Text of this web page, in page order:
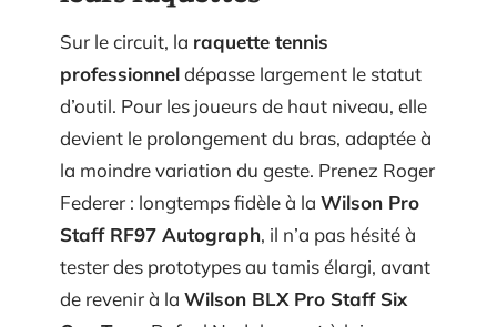
Sur le circuit, la raquette tennis
professionneldépasse largement le statut
d’outil. Pour les joueurs de haut niveau, elle
devient le prolongement du bras, adaptée à
la moindre variation du geste. Prenez Roger
Federer : longtemps fidèle à la Wilson Pro
Staff RF97 Autograph, il n’a pas hésité à
tester des prototypes au tamis élargi, avant
de revenir à la Wilson BLX Pro Staff Six